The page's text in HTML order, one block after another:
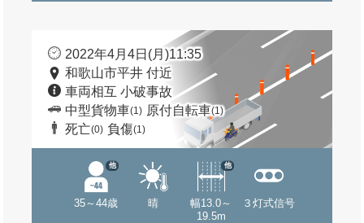
2022年4月4日(月)11:35
和歌山市平井 付近
車両相互 小破事故
中型貨物車(1) 原付自転車(1)
死亡(0) 負傷(1)
35～44歳
他
晴
幅13.0～
19.5m
他
３灯式信号